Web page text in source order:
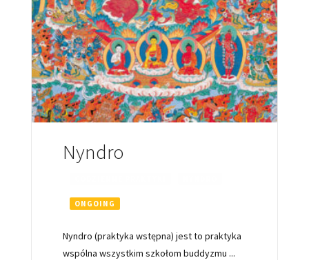
Nyndro
ONGOING
Nyndro (praktyka wstępna) jest to praktyka
wspólna wszystkim szkołom buddyzmu ...